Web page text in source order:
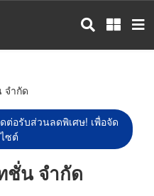
จำกัด
ต่อรับส่วนลดพิเศษ! เพื่อจัด
ซต์
ชั่น จำกัด